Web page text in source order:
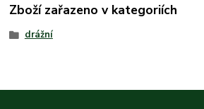
Zboží zařazeno v kategoriích
drážní